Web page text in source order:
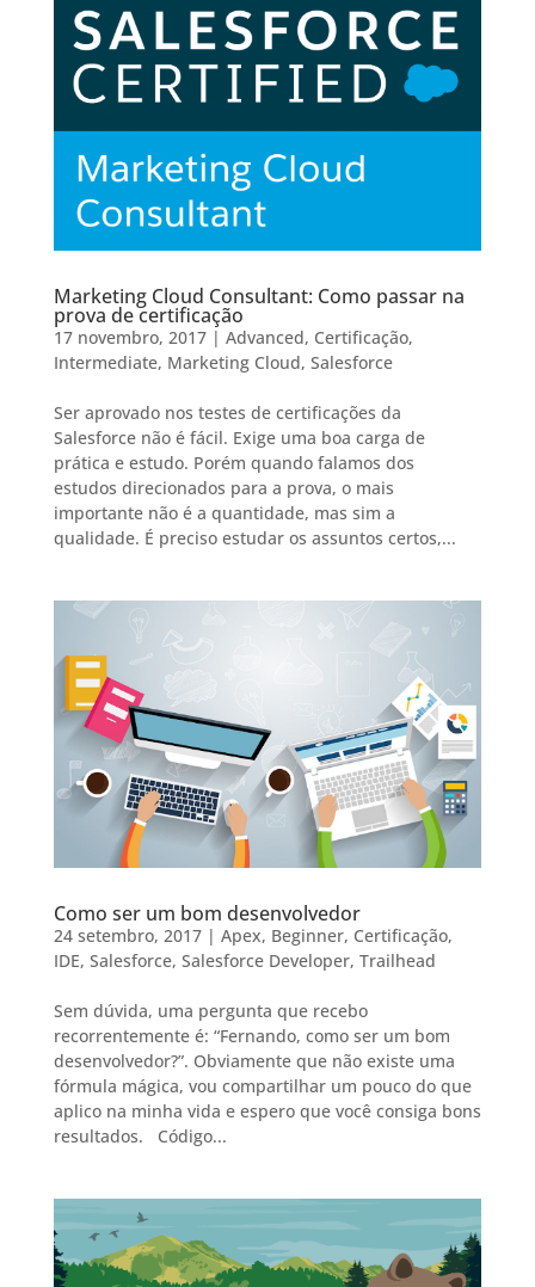
Marketing Cloud Consultant: Como passar na
prova de certificação
17 novembro, 2017| Advanced, Certificação,
Intermediate, Marketing Cloud, Salesforce
Ser aprovado nos testes de certificações da
Salesforce não é fácil. Exige uma boa carga de
prática e estudo. Porém quando falamos dos
estudos direcionados para a prova, o mais
importante não é a quantidade, mas sim a
qualidade. É preciso estudar os assuntos certos,...
Como ser um bom desenvolvedor
24 setembro, 2017| Apex, Beginner, Certificação,
IDE, Salesforce, Salesforce Developer, Trailhead
Sem dúvida, uma pergunta que recebo
recorrentemente é: “Fernando, como ser um bom
desenvolvedor?”. Obviamente que não existe uma
fórmula mágica, vou compartilhar um pouco do que
aplico na minha vida e espero que você consiga bons
resultados. Código...